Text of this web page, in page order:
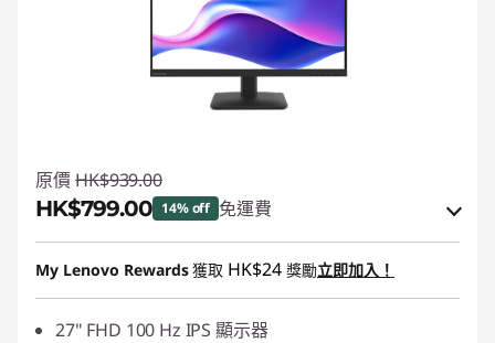
原價 HK$939.00
HK$799.00 14% off 免運費
eCoupon Savings :-HK$140.00
使用優惠券 :PCEXPO
My Lenovo Rewards獲取 HK$24 獎勵立即加入！
27" FHD 100 Hz IPS 顯示器